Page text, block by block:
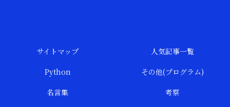
サイトマップ
人気記事一覧
Python
その他(プログラム)
名言集
考察